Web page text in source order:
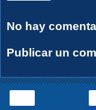
No hay
Publicar un